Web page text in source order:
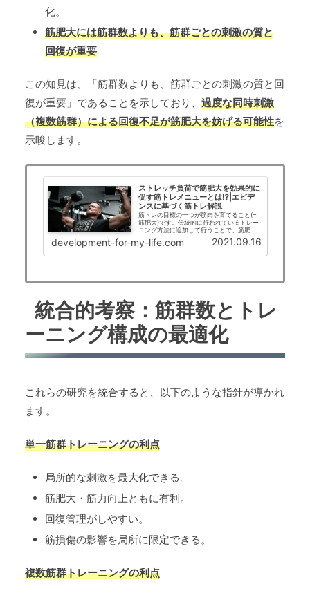
化。
筋肥大には筋群数よりも、筋群ごとの刺激の質と
回復が重要
この知見は、「筋群数よりも、筋群ごとの刺激の質と回
復が重要」であることを示しており、 過度な同時刺激
（複数筋群）による回復不足が筋肥大を妨げる可能性を
示唆します。
ストレッチ負荷で筋肥大を効果的に
促す筋トレメニューとは⁉|エビデ
ンスに基づく筋トレ解説
筋トレの目標の一つが筋肉を育てること(=
筋肥大)です。伝統的に行われているトレー
ニング方法に追加して行うことで、筋肥大
効果がupするトレーニング方法があること
が明らかになっています。今回はストレッ
development-for-my-life.com 2021.09.16
統合的考察：筋群数とトレ
ーニング構成の最適化
これらの研究を統合すると、以下のような指針が導かれ
ます。
単一筋群トレーニングの利点
局所的な刺激を最大化できる。
筋肥大・筋力向上ともに有利。
回復管理がしやすい。
筋損傷の影響を局所に限定できる。
複数筋群トレーニングの利点